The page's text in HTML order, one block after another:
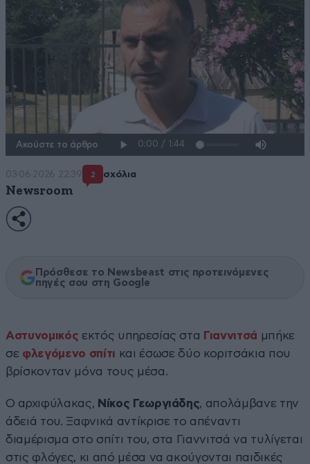
Ακούστε το άρθρο
03·06·2026 22:39 2 σχόλια
Newsroom
Πρόσθεσε το Newsbeast στις προτεινόμενες
πηγές σου στη Google
Αστυνομικός εκτός υπηρεσίας στα Γιαννιτσά μπήκε
σε φλεγόμενο σπίτι και έσωσε δύο κοριτσάκια που
βρίσκονταν μόνα τους μέσα.
Ο αρχιφύλακας, Νίκος Γεωργιάδης, απολάμβανε την
άδειά του. Ξαφνικά αντίκρισε το απέναντι
διαμέρισμα στο σπίτι του, στα Γιαννιτσά να τυλίγεται
στις φλόγες, κι από μέσα να ακούγονται παιδικές